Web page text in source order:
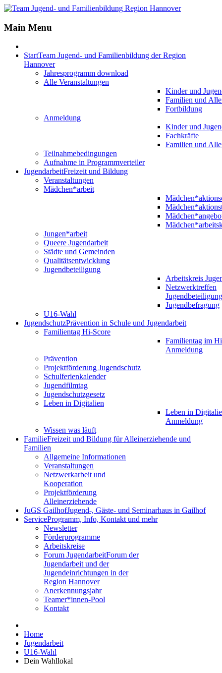
Main Menu
StartTeam Jugend- und Familienbildung der Region
Hannover
Jahresprogramm download
Alle Veranstaltungen
Kinder und
Familien und
Fortbildung
Anmeldung
Kinder und
Fachkräfte
Familien und
Teilnahmebedingungen
Aufnahme in Programmverteiler
JugendarbeitFreizeit und Bildung
Veranstaltungen
Mädchen*arbeit
Jungen*arbeit
Queere Jugendarbeit
Städte und Gemeinden
Qualitätsentwicklung
Jugendbeteiligung
Arbeitskreis
Netzwerktreffen
Jugendbeteiligung
Jugendbefragung
U16-Wahl
JugendschutzPrävention in Schule und Jugendarbeit
Familientag Hi-Score
Familientag im
Anmeldung
Prävention
Projektförderung Jugendschutz
Schulferienkalender
Jugendfilmtag
Jugendschutzgesetz
Leben in Digitalien
Leben in
Anmeldung
Wissen was läuft
FamilieFreizeit und Bildung für Alleinerziehende und
Familien
Allgemeine Informationen
Veranstaltungen
Netzwerkarbeit und
Kooperation
Projektförderung
Alleinerziehende
JuGS GailhofJugend-, Gäste- und Seminarhaus in Gailhof
ServiceProgramm, Info, Kontakt und mehr
Newsletter
Förderprogramme
Arbeitskreise
Forum JugendarbeitForum der
Jugendarbeit und der
Jugendeinrichtungen in der
Region Hannover
Anerkennungsjahr
Teamer*innen-Pool
Kontakt
Home
Jugendarbeit
U16-Wahl
Dein Wahllokal